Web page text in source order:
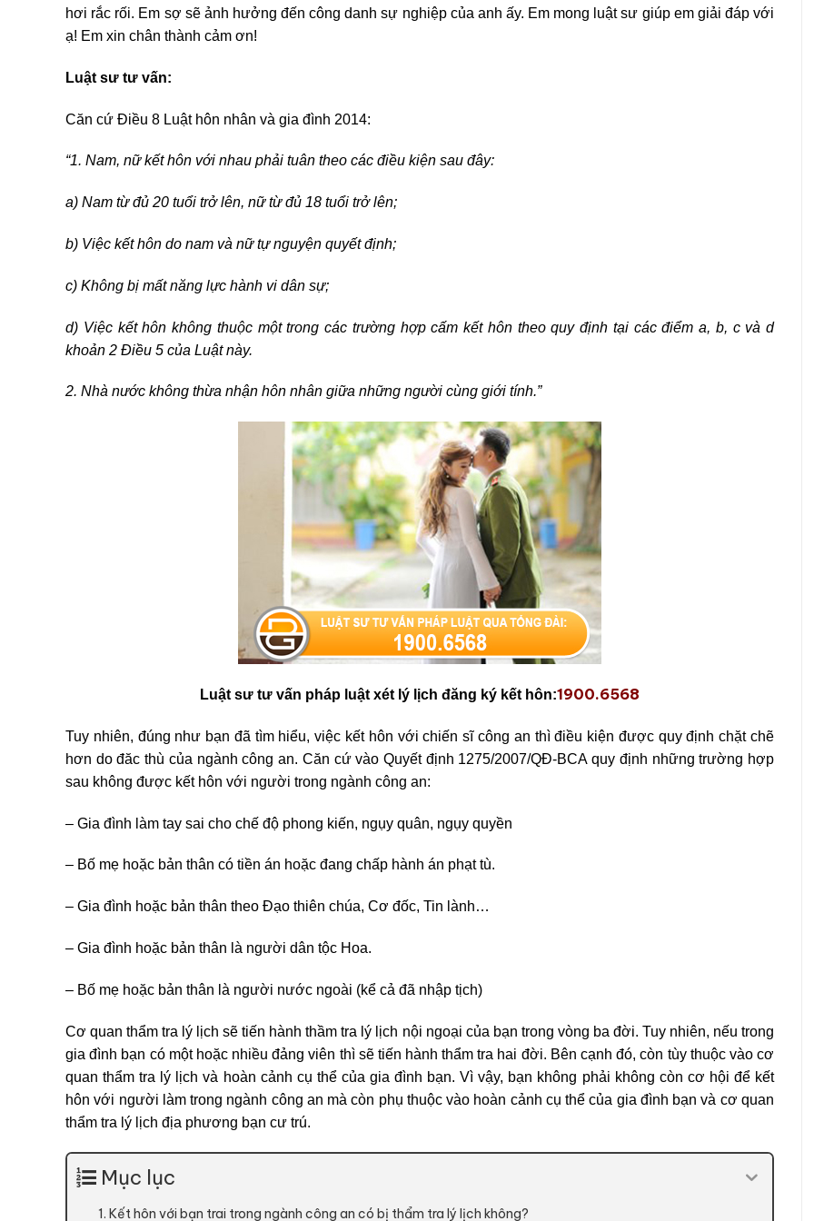
hơi rắc rối. Em sợ sẽ ảnh hưởng đến công danh sự nghiệp của anh ấy. Em mong luật sư giúp em giải đáp với
ạ! Em xin chân thành cảm ơn!
Luật sư tư vấn:
Căn cứ Điều 8 Luật hôn nhân và gia đình 2014:
“1. Nam, nữ kết hôn với nhau phải tuân theo các điều kiện sau đây:
a) Nam từ đủ 20 tuổi trở lên, nữ từ đủ 18 tuổi trở lên;
b) Việc kết hôn do nam và nữ tự nguyện quyết định;
c) Không bị mất năng lực hành vi dân sự;
d) Việc kết hôn không thuộc một trong các trường hợp cấm kết hôn theo quy định tại các điểm a, b, c và d
khoản 2 Điều 5 của Luật này.
2. Nhà nước không thừa nhận hôn nhân giữa những người cùng giới tính.”
Luật sư tư vấn pháp luật xét lý lịch đăng ký kết hôn:1900.6568
Tuy nhiên, đúng như bạn đã tìm hiểu, việc kết hôn với chiến sĩ công an thì điều kiện được quy định chặt chẽ
hơn do đăc thù của ngành công an. Căn cứ vào Quyết định 1275/2007/QĐ-BCA quy định những trường hợp
sau không được kết hôn với người trong ngành công an:
– Gia đình làm tay sai cho chế độ phong kiến, ngụy quân, ngụy quyền
– Bố mẹ hoặc bản thân có tiền án hoặc đang chấp hành án phạt tù.
– Gia đình hoặc bản thân theo Đạo thiên chúa, Cơ đốc, Tin lành…
– Gia đình hoặc bản thân là người dân tộc Hoa.
– Bố mẹ hoặc bản thân là người nước ngoài (kể cả đã nhập tịch)
Cơ quan thẩm tra lý lịch sẽ tiến hành thầm tra lý lịch nội ngoại của bạn trong vòng ba đời. Tuy nhiên, nếu trong
gia đình bạn có một hoặc nhiều đảng viên thì sẽ tiến hành thẩm tra hai đời. Bên cạnh đó, còn tùy thuộc vào cơ
quan thẩm tra lý lịch và hoàn cảnh cụ thể của gia đình bạn. Vì vậy, bạn không phải không còn cơ hội để kết
hôn với người làm trong ngành công an mà còn phụ thuộc vào hoàn cảnh cụ thể của gia đình bạn và cơ quan
thẩm tra lý lịch địa phương bạn cư trú.
Mục lục
1. Kết hôn với bạn trai trong ngành công an có bị thẩm tra lý lịch không?